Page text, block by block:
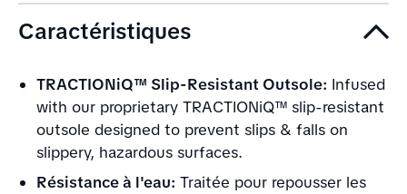
Caractéristiques
TRACTIONiQ™ Slip-Resistant Outsole: Infused
with our proprietary TRACTIONiQ™ slip-resistant
outsole designed to prevent slips & falls on
slippery, hazardous surfaces.
Résistance à l'eau: Traitée pour repousser les